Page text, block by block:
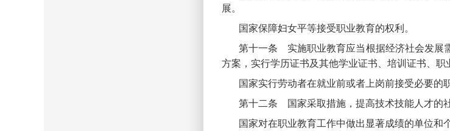
展。
国家保障妇女平等接受职业教育的权利。
第十一条 实施职业教育应当根据经济社会发展
方案，实行学历证书及其他学业证书、培训证书、职
国家实行劳动者在就业前或者上岗前接受必要的
第十二条 国家采取措施，提高技术技能人才的
国家对在职业教育工作中做出显著成绩的单位和